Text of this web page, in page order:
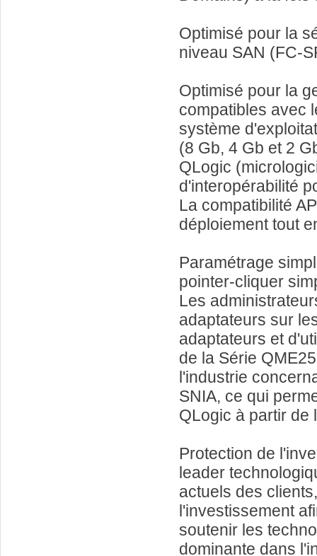
Optimisé pour la
niveau SAN (FC-
Optimisé pour la
compatibles avec
système
(8 Gb, 4 Gb et 2
QLogic
d'interopérabilité
La compatibilité
déploiement tout
Paramétrage
pointer-cliquer
Les
adaptateurs sur
adaptateurs et
de la Série
l'industrie
SNIA, ce qui
QLogic à partir de
Protection de
leader
actuels des
l'investissement
soutenir les
dominante dans